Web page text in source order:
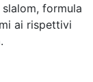
formula
ai rispettivi